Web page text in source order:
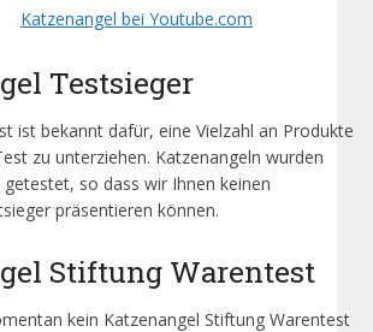
Katzenangel bei Youtube.com
Testsieger
ist bekannt dafür, eine Vielzahl an Produkte
zu unterziehen. Katzenangeln wurden
so dass wir Ihnen keinen
präsentieren können.
Stiftung Warentest
kein Katzenangel Stiftung Warentest